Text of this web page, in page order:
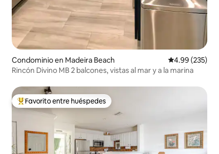
Condominio en Madeira Beach Calificación
4.99 (235)
Rincón Divino MB 2 balcones, vistas al mar y a la marina
De los mejores en Favorito entre huéspedes
Favorito entre huéspedes